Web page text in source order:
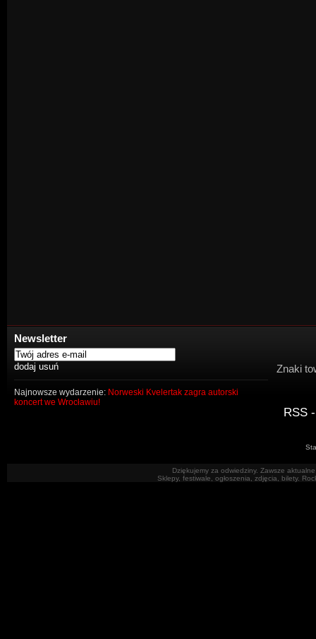
Newsletter
Najnowsze wydarzenie: Norweski Kvelertak zagra autorski
koncert we Wrocławiu!
Znaki
RSS
Dziękujemy za odwiedziny. Zawsze
Sklepy, festiwale, ogłoszenia, zdjęcia, bilety.